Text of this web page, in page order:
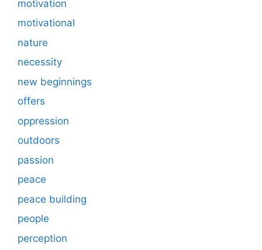
motivation
motivational
nature
necessity
new beginnings
offers
oppression
outdoors
passion
peace
peace building
people
perception